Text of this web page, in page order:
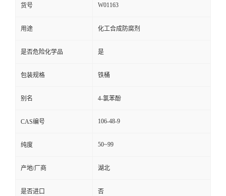
货号 W01163
用途 化工合成防腐剂
是否危险化学品 是
包装规格 铁桶
别名 4-氯苯酚
CAS编号 106-48-9
纯度 50~99
产地/厂商 湖北
是否进口 否